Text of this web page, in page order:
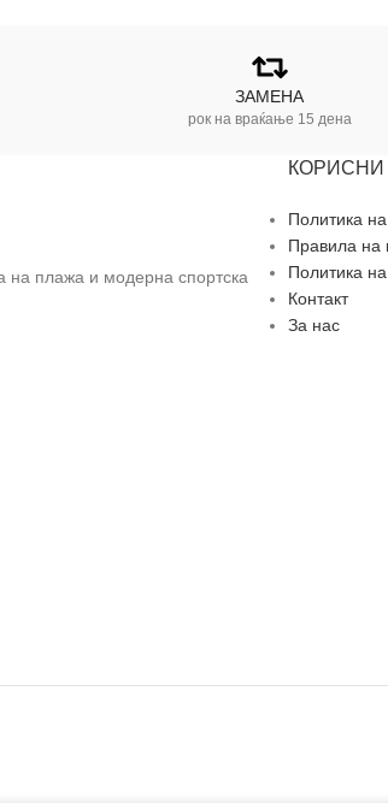
ЗАМЕНА
рок на враќање 15 дена
на плажа и модерна спортска
КОРИСНИ
Политика
Правила на
Политика
Контакт
За нас